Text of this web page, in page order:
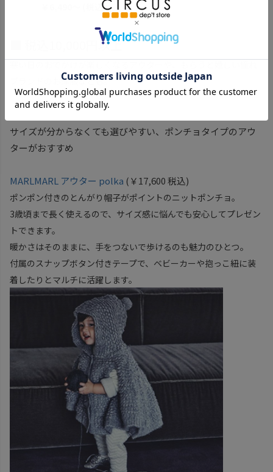
￥6,490～ (税込)
■ 税込10,000円以上
ブランドのお洋服なども。
サイズが分からなくても選びやすい、ポンチョタイプのアウ
ターがおすすめ
MARLMARL アウター polka (￥17,600 税込)
ポンポン付きのとんがり帽子がポイントのニットポンチョ。
3歳頃まで長く使えるので、サイズ感に悩んでも安心してプレゼン
トできます。
暖かさはそのままに、手をつないで歩けるのも魅力のひとつ。
付属のスナップボタン付きテープで、ベビーカーや抱っこ紐に装
着したりとマルチに活躍します。